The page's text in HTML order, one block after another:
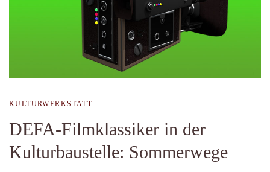
KULTURWERKSTATT
DEFA-Filmklassiker in der
Kulturbaustelle: Sommerwege